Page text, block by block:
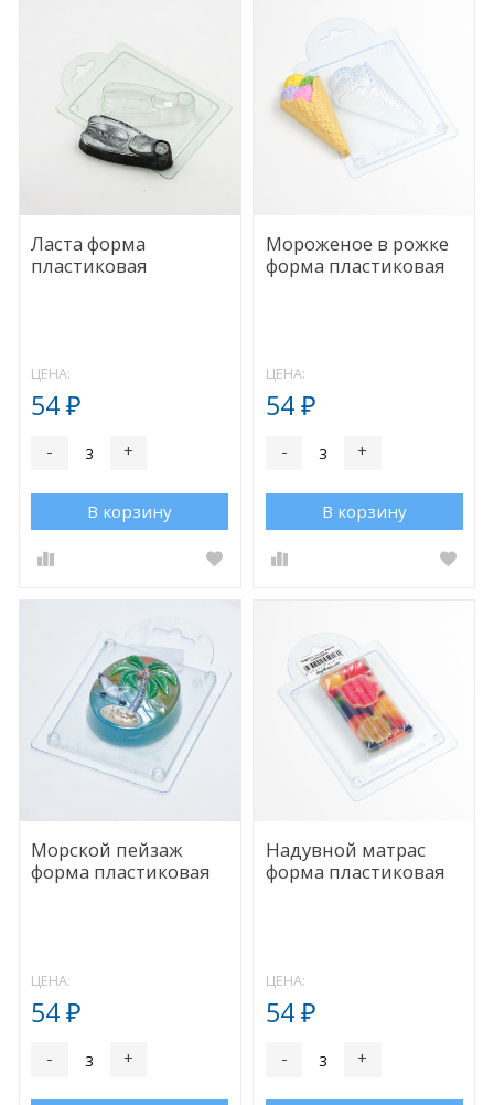
Ласта форма
пластиковая
ЦЕНА:
54₽
- +
В корзину
Мороженое в рожке
форма пластиковая
ЦЕНА:
54 ₽
- +
В корзину
Морской пейзаж
форма пластиковая
ЦЕНА:
54₽
- +
Надувной матрас
форма пластиковая
ЦЕНА:
54 ₽
- +